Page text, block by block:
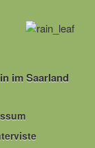
im Saarland